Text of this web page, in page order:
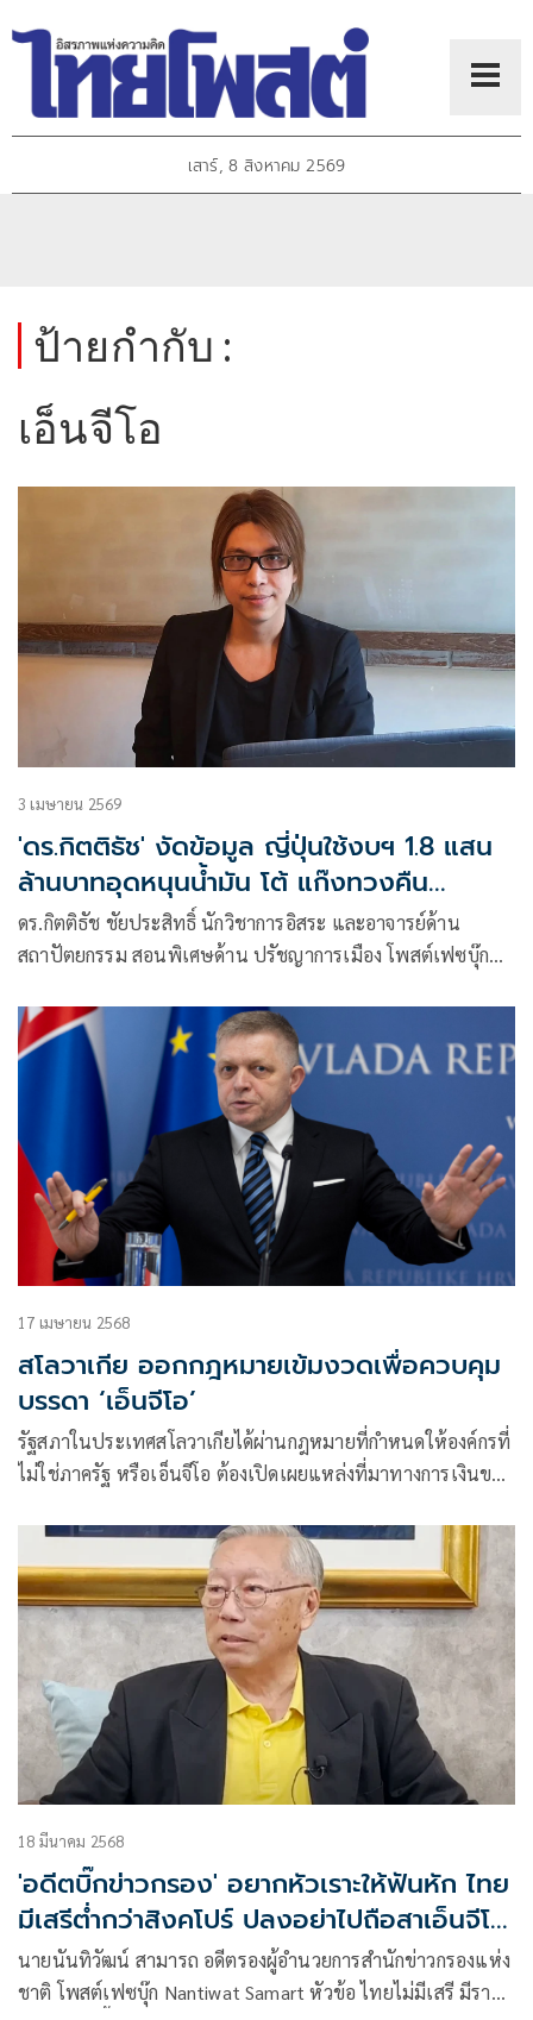
เสาร์, 8 สิงหาคม 2569
ป้ายกำกับ :
เอ็นจีโอ
3 เมษายน 2569
'ดร.กิตติธัช' งัดข้อมูล ญี่ปุ่นใช้งบฯ 1.8 แสน
ล้านบาทอุดหนุนน้ำมัน โต้ แก๊งทวงคืน
พลังงาน
ดร.กิตติธัช ชัยประสิทธิ์ นักวิชาการอิสระ และอาจารย์ด้าน
สถาปัตยกรรม สอนพิเศษด้าน ปรัชญาการเมือง โพสต์เฟซบุ๊ก
17 เมษายน 2568
สโลวาเกีย ออกกฎหมายเข้มงวดเพื่อควบคุม
บรรดา ‘เอ็นจีโอ’
รัฐสภาในประเทศสโลวาเกียได้ผ่านกฎหมายที่กำหนดให้องค์กรที่
ไม่ใช่ภาครัฐ หรือเอ็นจีโอ ต้องเปิดเผยแหล่งที่มาทางการเงินของ
18 มีนาคม 2568
'อดีตบิ๊กข่าวกรอง' อยากหัวเราะให้ฟันหัก ไทย
มีเสรีต่ำกว่าสิงคโปร์ ปลงอย่าไปถือสาเอ็นจีโอ
พวกนิยมตะวันตก
นายนันทิวัฒน์ สามารถ อดีตรองผู้อำนวยการสำนักข่าวกรองแห่ง
ชาติ โพสต์เฟซบุ๊ก Nantiwat Samart หัวข้อ ไทยไม่มีเสรี มีราย